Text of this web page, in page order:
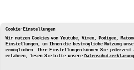
Cookie-Einstellungen
Wir nutzen Cookies von Youtube, Vimeo, Podigee,
Einstellungen, um Ihnen die bestmögliche Nutzung
ermöglichen. Ihre Einstellungen können Sie jederzeit
erfahren, lesen Sie bitte unsereDatenschutzerklärung